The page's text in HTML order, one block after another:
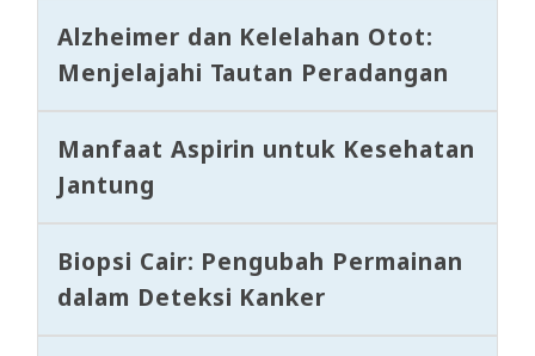
Alzheimer dan Kelelahan Otot:
Menjelajahi Tautan Peradangan
Manfaat Aspirin untuk Kesehatan
Jantung
Biopsi Cair: Pengubah Permainan
dalam Deteksi Kanker